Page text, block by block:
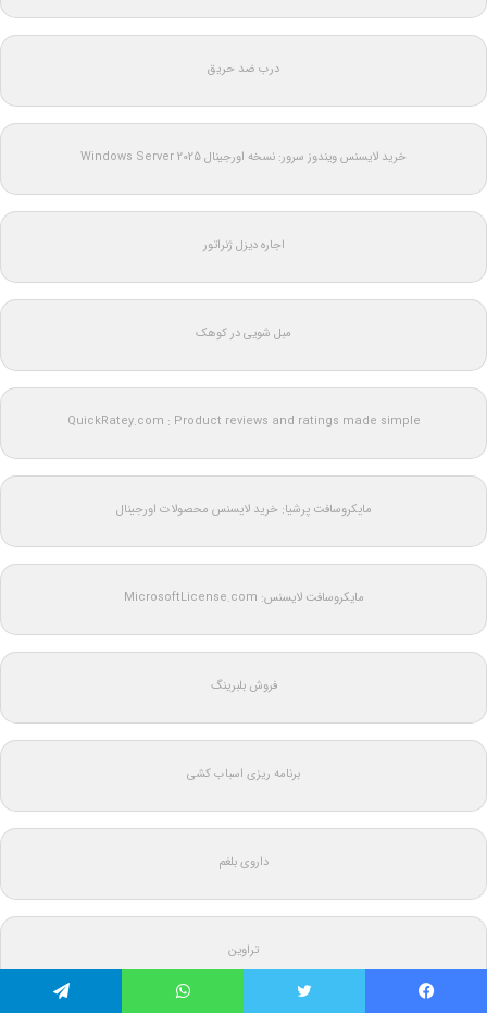
درب ضد حریق
خرید لایسنس ویندوز سرور: نسخه اورجینال Windows Server 2025
اجاره دیزل ژنراتور
مبل شویی در کوهک
QuickRatey.com : Product reviews and ratings made simple
مایکروسافت پرشیا: خرید لایسنس محصولات اورجینال
مایکروسافت لایسنس: MicrosoftLicense.com
فروش بلبرینگ
برنامه ریزی اسباب کشی
داروی بلغم
تراوین